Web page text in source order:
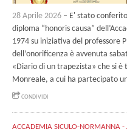
28 Aprile 2026 – E' stato
diploma “honoris causa”
1974 su iniziativa del professore
dell’onorificenza è avvenuta
«Diario di un trapezista» che si
Monreale, a cui ha partecipato
CONDIVIDI
ACCADEMIA SICULO-NORMANNA -